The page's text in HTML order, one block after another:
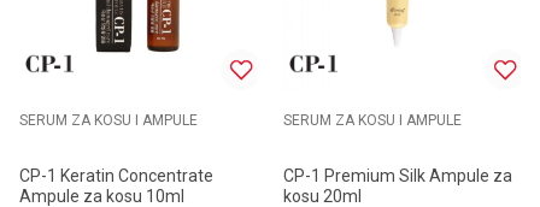
SERUM ZA KOSU I AMPULE
CP-1 Keratin Concentrate
Ampule za kosu 10ml
SERUM ZA KOSU I AMPULE
CP-1 Premium Silk Ampule za
kosu 20ml